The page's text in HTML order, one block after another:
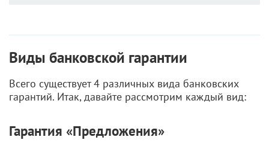
Виды банковской гарантии
Всего существует 4 различных вида банковских
гарантий. Итак, давайте рассмотрим каждый вид:
Гарантия «Предложения»